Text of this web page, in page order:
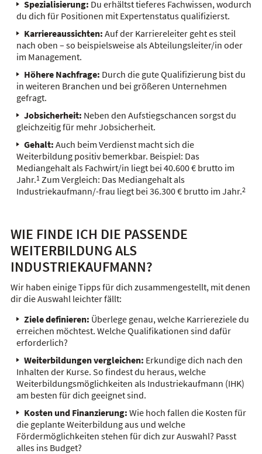
Spezialisierung: Du erhältst tieferes Fachwissen, wodurch
du dich für Positionen mit Expertenstatus qualifizierst.
Karriereaussichten: Auf der Karriereleiter geht es steil
nach oben – so beispielsweise als Abteilungsleiter/in oder
im Management.
Höhere Nachfrage: Durch die gute Qualifizierung bist du
in weiteren Branchen und bei größeren Unternehmen
gefragt.
Jobsicherheit: Neben den Aufstiegschancen sorgst du
gleichzeitig für mehr Jobsicherheit.
Gehalt: Auch beim Verdienst macht sich die
Weiterbildung positiv bemerkbar. Beispiel: Das
Mediangehalt als Fachwirt/in liegt bei 40.600 € brutto im
Jahr.1Zum Vergleich: Das Mediangehalt als
Industriekaufmann/-frau liegt bei 36.300 € brutto im Jahr.2
WIE FINDE ICH DIE PASSENDE
WEITERBILDUNG ALS
INDUSTRIEKAUFMANN?
Wir haben einige Tipps für dich zusammengestellt, mit denen
dir die Auswahl leichter fällt:
Ziele definieren: Überlege genau, welche Karriereziele du
erreichen möchtest. Welche Qualifikationen sind dafür
erforderlich?
Weiterbildungen vergleichen: Erkundige dich nach den
Inhalten der Kurse. So findest du heraus, welche
Weiterbildungsmöglichkeiten als Industriekaufmann (IHK)
am besten für dich geeignet sind.
Kosten und Finanzierung: Wie hoch fallen die Kosten für
die geplante Weiterbildung aus und welche
Fördermöglichkeiten stehen für dich zur Auswahl? Passt
alles ins Budget?